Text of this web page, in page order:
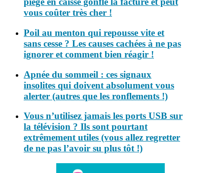
vous coûter très cher !
Poil au menton qui repousse vite et
sans cesse ? Les causes cachées à ne pas
ignorer et comment bien réagir !
Apnée du sommeil : ces signaux
insolites qui doivent absolument vous
alerter (autres que les ronflements !)
Vous n’utilisez jamais les ports USB sur
la télévision ? Ils sont pourtant
extrêmement utiles (vous allez regretter
de ne pas l’avoir su plus tôt !)